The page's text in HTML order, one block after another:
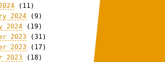
(11)
2024 (9)
2024 (19)
2023 (31)
2023 (17)
2023 (18)